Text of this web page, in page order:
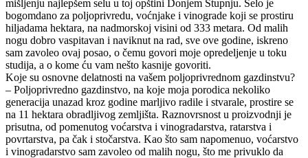
mišljenju najlepšem selu u toj opštini Donjem Stupnju. Selo je
bogomdano za poljoprivredu, voćnjake i vinograde koji se prostiru
hiljadama hektara, na nadmorskoj visini od 333 metara. Od malih
nogu dobro vaspitavan i naviknut na rad, sve ove godine, iskreno
sam zavoleo ovaj posao, o čemu govori moje opredeljenje u toku
studija, a o kome ću vam nešto kasnije govoriti.
Koje su osnovne delatnosti na vašem poljoprivrednom gazdinstvu?
– Poljoprivredno gazdinstvo, na koje moja porodica nekoliko
generacija unazad kroz godine marljivo radile i stvarale, prostire se
na 11 hektara obradljivog zemljišta. Raznovrsnost u proizvodnji je
prisutna, od pomenutog voćarstva i vinogradarstva, ratarstva i
povrtarstva, pa čak i stočarstva. Kao što sam napomenuo, voćarstvo
i vinogradarstvo sam zavoleo od malih nogu, što me privuklo da